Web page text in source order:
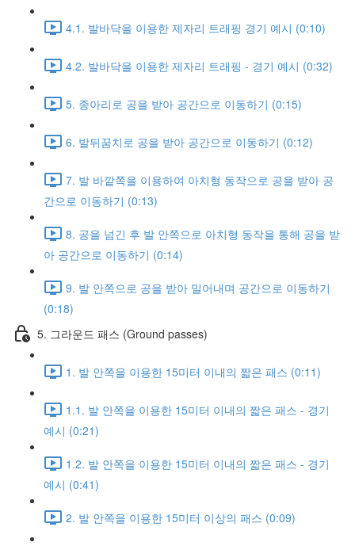
4.1. 발바닥을 이용한 제자리 트래핑 경기 예시 (0:10)
4.2. 발바닥을 이용한 제자리 트래핑 - 경기 예시 (0:32)
5. 종아리로 공을 받아 공간으로 이동하기 (0:15)
6. 발뒤꿈치로 공을 받아 공간으로 이동하기 (0:12)
7. 발 바깥쪽을 이용하여 아치형 동작으로 공을 받아 공
간으로 이동하기 (0:13)
8. 공을 넘긴 후 발 안쪽으로 아치형 동작을 통해 공을 받
아 공간으로 이동하기 (0:14)
9. 발 안쪽으로 공을 받아 밀어내며 공간으로 이동하기
(0:18)
5. 그라운드 패스 (Ground passes)
1. 발 안쪽을 이용한 15미터 이내의 짧은 패스 (0:11)
1.1. 발 안쪽을 이용한 15미터 이내의 짧은 패스 - 경기
예시 (0:21)
1.2. 발 안쪽을 이용한 15미터 이내의 짧은 패스 - 경기
예시 (0:41)
2. 발 안쪽을 이용한 15미터 이상의 패스 (0:09)